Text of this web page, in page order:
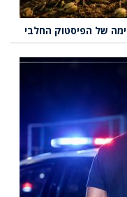
של הפיסטוק החלבי